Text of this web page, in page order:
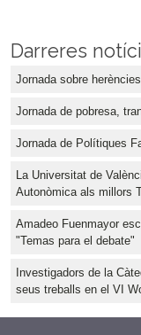
Darreres
Jornada sobre
Jornada de pobresa,
Jornada de Polítiques
La Universitat de
Autonòmica als millors
Amadeo Fuenmayor
"Temas para el debate"
Investigadors de la
seus treballs en el VI